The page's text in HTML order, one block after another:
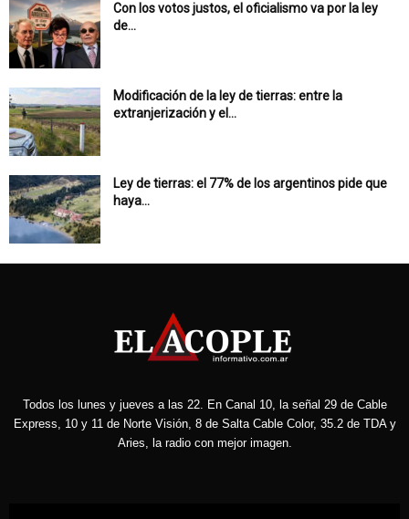
Con los votos justos, el oficialismo va por la ley
de...
Modificación de la ley de tierras: entre la
extranjerización y el...
Ley de tierras: el 77% de los argentinos pide que
haya...
Todos los lunes y jueves a las 22. En Canal 10, la señal 29 de Cable
Express, 10 y 11 de Norte Visión, 8 de Salta Cable Color, 35.2 de TDA y
Aries, la radio con mejor imagen.